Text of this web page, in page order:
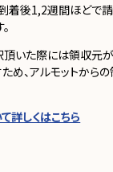
着後1,2週間ほどで
いた際には領収元
め、アルモットから
詳しくはこちら